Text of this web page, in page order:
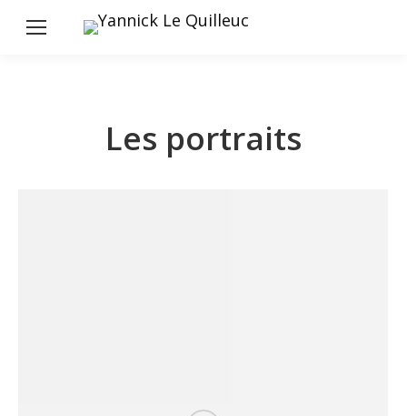
Les portraits